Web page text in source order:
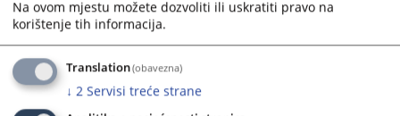
na koje su bili prijavljeni.
Modul i video materijal su pripremljeni uz finansijsku
podršku Evropske unije.
Na ovom mjestu možete dozvoliti ili uskratiti pravo na
korištenje tih informacija.
Translation(obavezna)
↓ 2 Servisi treće strane